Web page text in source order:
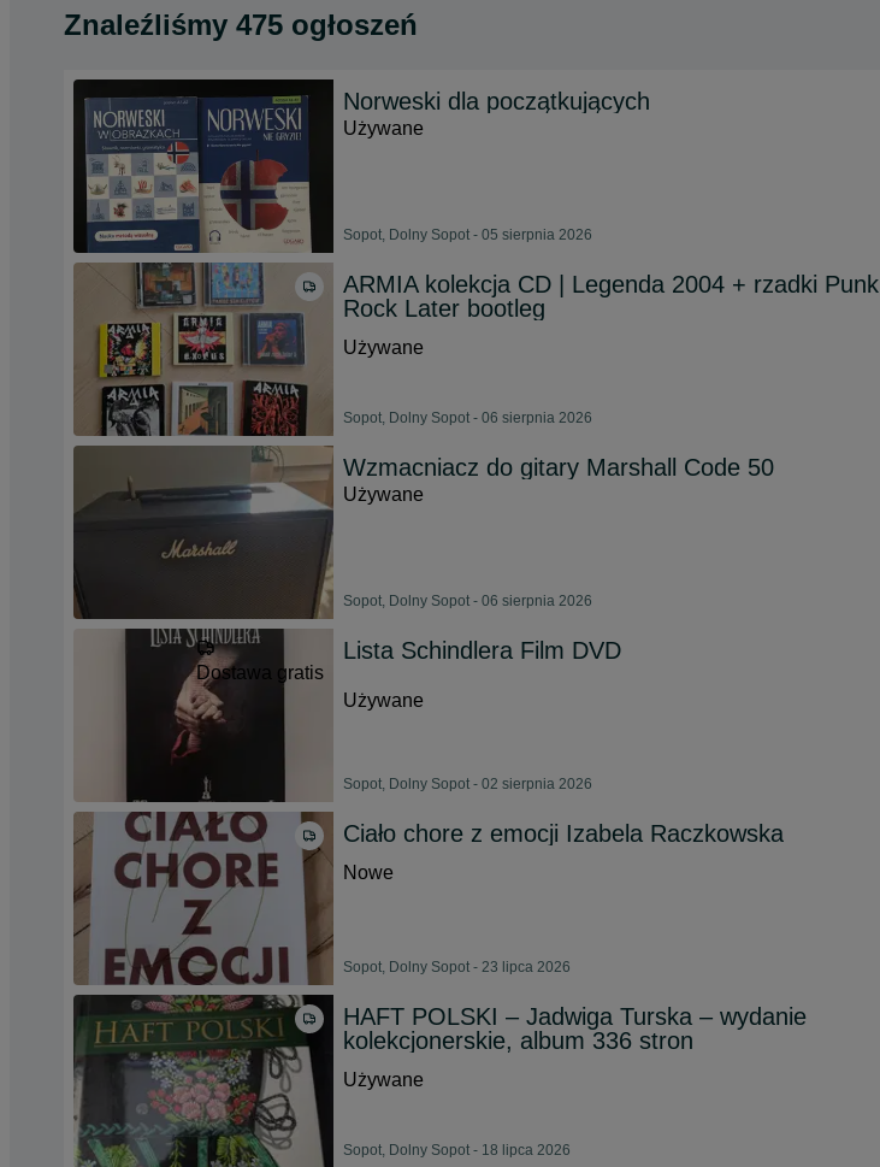
Znaleźliśmy 475 ogłoszeń
Norweski dla początkujących
Używane
Sopot, Dolny Sopot - 05 sierpnia 2026
ARMIA kolekcja CD | Legenda 2004 + rzadki Punk
Rock Later bootleg
Używane
Sopot, Dolny Sopot - 06 sierpnia 2026
Wzmacniacz do gitary Marshall Code 50
Używane
Sopot, Dolny Sopot - 06 sierpnia 2026
Dostawa gratis
Lista Schindlera Film DVD
Używane
Sopot, Dolny Sopot - 02 sierpnia 2026
Ciało chore z emocji Izabela Raczkowska
Nowe
Sopot, Dolny Sopot - 23 lipca 2026
HAFT POLSKI – Jadwiga Turska – wydanie
kolekcjonerskie, album 336 stron
Używane
Sopot, Dolny Sopot - 18 lipca 2026